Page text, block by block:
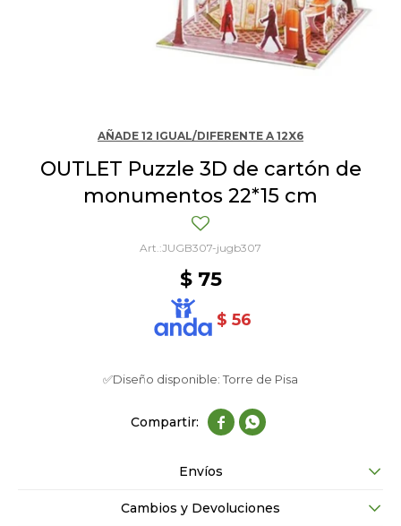
AÑADE 12 IGUAL/DIFERENTE A 12X6
OUTLET Puzzle 3D de cartón de
monumentos 22*15 cm
JUGB307-jugb307
$ 75
$ 56
✅Diseño disponible: Torre de Pisa
 
Envíos
Cambios y Devoluciones